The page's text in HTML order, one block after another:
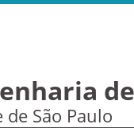
São Paulo